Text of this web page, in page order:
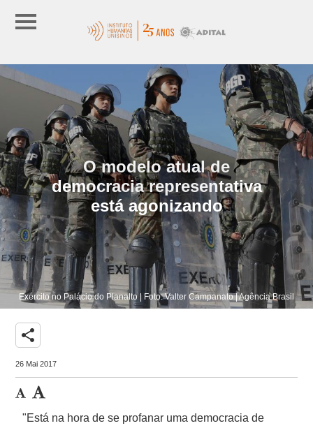
O modelo atual de
democracia representativa
está agonizando
Exército no Palácio do Planalto | Foto: Valter Campanato | Agência Brasil
share
26 Mai 2017
"Está na hora de se profanar uma democracia de